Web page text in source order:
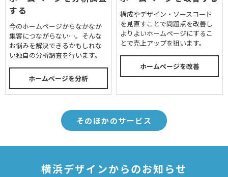
する
今のホームページからなかなか
集客につながらない…。そんな
お悩みを解決できるかもしれな
い独自の分析調査を行います。
ホームページを分析
構成やデザイン・ソースコード
を見直すことで問題点を改善し
よりよいホームページにするこ
とで売上アップを狙います。
ホームページを改善
そのほかのサービス
横浜デザインからのお知らせ